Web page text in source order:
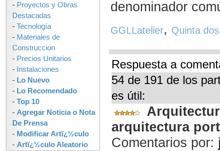
denominador
GGLLatelier, Quinta
Respuesta a
54 de 191 de los
es útil:
arquitectura
Comentarios por:
- Proyectos y Obras
Destacadas
- Tecnología
- Materiales de
Construccion
- Precios Unitarios
- Instalaciones
- Lo Nuevo
- Lo Recomendado
- Top 10
- Agregar Noticia o Nota
De Prensa
- Modificar Artï¿½culo
- Artï¿½culo Aleatorio